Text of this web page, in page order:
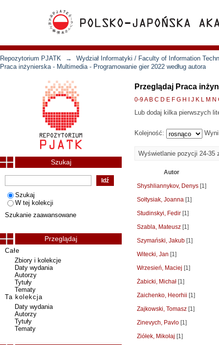
Repozytorium PJATK →
Wydział Informatyki / Faculty of Information
Praca inżynierska - Multimedia - Programowanie gier 2022 według autora
Przeglądaj Praca
0-9A B C D E F G H J K L M N
Lub dodaj kilka pierwszych
Kolejność:
Wyświetlanie pozycji 24-35
Autor
Shyshliannykov, Denys [1]
Sołtysiak, Joanna [1]
Studinskyi, Fedir [1]
Szabla, Mateusz [1]
Szymański, Jakub [1]
Witecki, Jan [1]
Wrzesień, Maciej [1]
Żabicki, Michał [1]
Zaichenko, Heorhii [1]
Zajkowski, Tomasz [1]
Zinevych, Pavlo [1]
Ziółek, Mikołaj [1]
Szukaj
Szukaj
W tej kolekcji
Szukanie zaawansowane
Przeglądaj
Całe
Zbiory i kolekcje
Daty wydania
Autorzy
Tytuły
Tematy
Ta kolekcja
Daty wydania
Autorzy
Tytuły
Tematy